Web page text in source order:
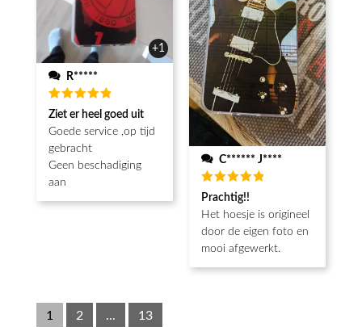
+1
R*****
Beoordeeld
5van de 5
Ziet er heel goed uit
Goede service ,op tijd
gebracht
Geen beschadiging
aan
C****** J****
Beoordeeld
5 van de 5
Prachtig!!
Het hoesje is origineel
door de eigen foto en
mooi afgewerkt.
1 2 ... 13